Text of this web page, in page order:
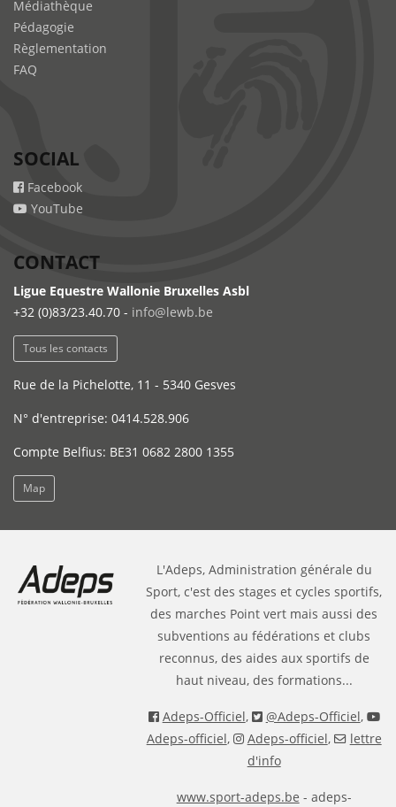
Médiathèque
Pédagogie
Règlementation
FAQ
SOCIAL
Facebook
YouTube
CONTACT
Ligue Equestre Wallonie Bruxelles Asbl
+32 (0)83/23.40.70 - info@lewb.be
Tous les contacts
Rue de la Pichelotte, 11 - 5340 Gesves
N° d'entreprise: 0414.528.906
Compte Belfius: BE31 0682 2800 1355
Map
L'Adeps, Administration générale du
Sport, c'est des stages et cycles sportifs,
des marches Point vert mais aussi des
subventions au fédérations et clubs
reconnus, des aides aux sportifs de
haut niveau, des formations...
Adeps-Officiel, @Adeps-Officiel,
Adeps-officiel, Adeps-officiel,
lettre
d'info
www.sport-adeps.be - adeps-